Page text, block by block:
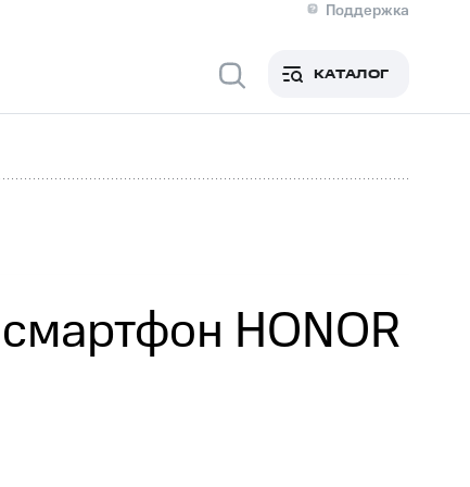
Поддержка
Медиа-центр
Новости в регионе
и аудитРынок акций
КАТАЛОГ
HONOR